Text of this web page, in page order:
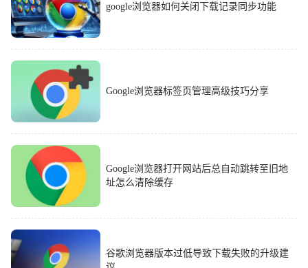
google浏览器如何关闭下载记录同步功能
Google浏览器标签页管理高级技巧分享
Google浏览器打开网站后总自动跳转至旧地
址怎么清除缓存
谷歌浏览器版本过低导致下载失败的升级建